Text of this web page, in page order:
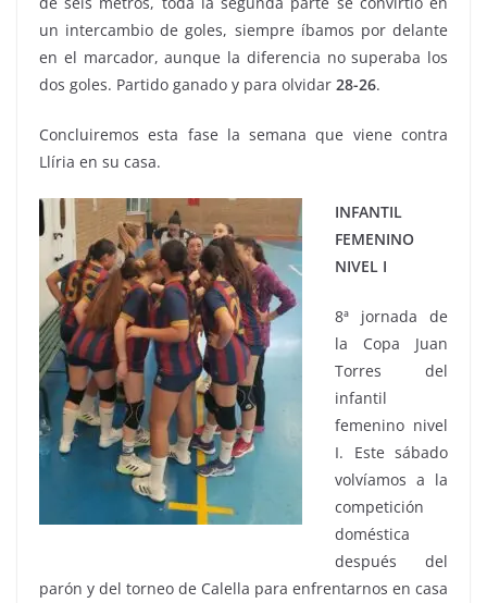
un intercambio de goles, siempre íbamos por delante
en el marcador, aunque la diferencia no superaba los
dos goles. Partido ganado y para olvidar 28-26.
Concluiremos esta fase la semana que viene contra
Llíria en su casa.
INFANTIL
FEMENINO
NIVEL I
8ª jornada de
la Copa Juan
Torres del
infantil
femenino nivel
I. Este sábado
volvíamos a la
competición
doméstica
después del
parón y del torneo de Calella para enfrentarnos en casa